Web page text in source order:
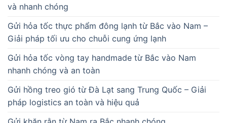
và nhanh chóng
Gửi hỏa tốc thực phẩm đông lạnh từ Bắc vào Nam –
Giải pháp tối ưu cho chuỗi cung ứng lạnh
Gửi hỏa tốc vòng tay handmade từ Bắc vào Nam
nhanh chóng và an toàn
Gửi hồng treo gió từ Đà Lạt sang Trung Quốc – Giải
pháp logistics an toàn và hiệu quả